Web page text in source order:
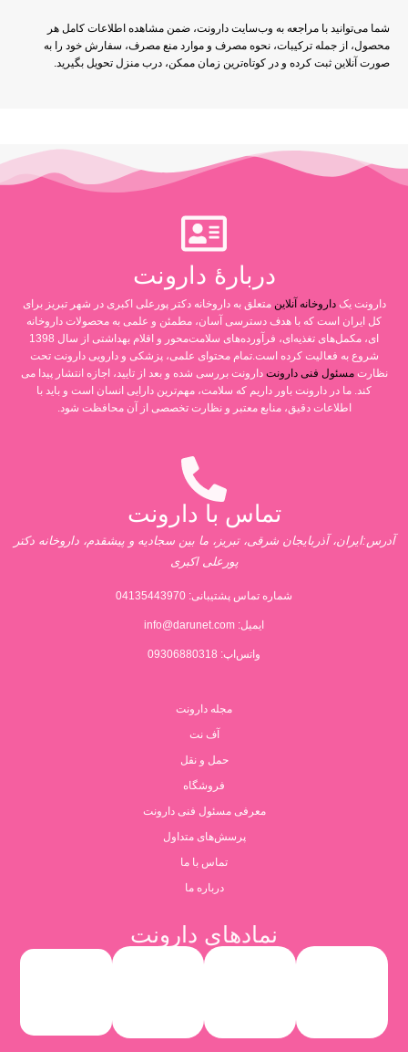
شما می‌توانید با مراجعه به وب‌سایت دارونت، ضمن مشاهده اطلاعات کامل هر
محصول، از جمله ترکیبات، نحوه مصرف و موارد منع مصرف، سفارش خود را به
صورت آنلاین ثبت کرده و در کوتاه‌ترین زمان ممکن، درب منزل تحویل بگیرید.
دربارۀ دارونت
دارونت یکداروخانه آنلاین متعلق به داروخانه دکتر پورعلی اکبری در شهر تبریز برای
کل ایران است که با هدف دسترسی آسان، مطمئن و علمی به محصولات داروخانه
ای، مکمل‌های تغذیه‌ای، فرآورده‌های سلامت‌محور و اقلام بهداشتی از سال 1398
شروع به فعالیت کرده است.تمام محتوای علمی، پزشکی و دارویی دارونت تحت
نظارتمسئول فنی دارونت دارونت بررسی شده و بعد از تایید، اجازه انتشار پیدا می
کند. ما در دارونت باور داریم که سلامت، مهم‌ترین دارایی انسان است و باید با
اطلاعات دقیق، منابع معتبر و نظارت تخصصی از آن محافظت شود.
تماس با دارونت
آدرس:ایران، آذربایجان شرقی، تبریز، ما بین سجادیه و پیشقدم، داروخانه دکتر
پورعلی اکبری
شماره تماس پشتیبانی: 04135443970
ایمیل: info@darunet.com
واتس‌اپ: 09306880318
مجله دارونت
آف نت
حمل و نقل
فروشگاه
معرفی مسئول فنی دارونت
پرسش‌های متداول
تماس با ما
درباره ما
نمادهای دارونت